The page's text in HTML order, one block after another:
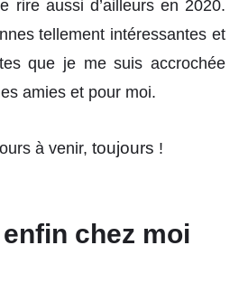
rire aussi d’ailleurs en 2020.
tellement intéressantes et
que je me suis accrochée
amies et pour moi.
à venir, toujours !
chez moi